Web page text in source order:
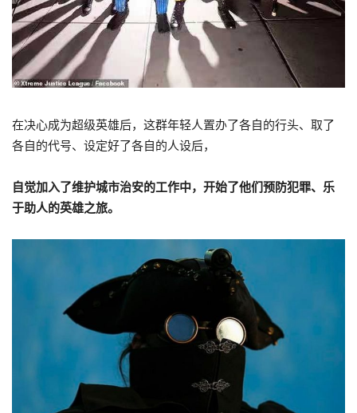
在决心成为超级英雄后，这群年轻人置办了各自的行头、取了
各自的代号、设定好了各自的人设后，
自觉加入了维护城市治安的工作中，开始了他们预防犯罪、乐
于助人的英雄之旅。